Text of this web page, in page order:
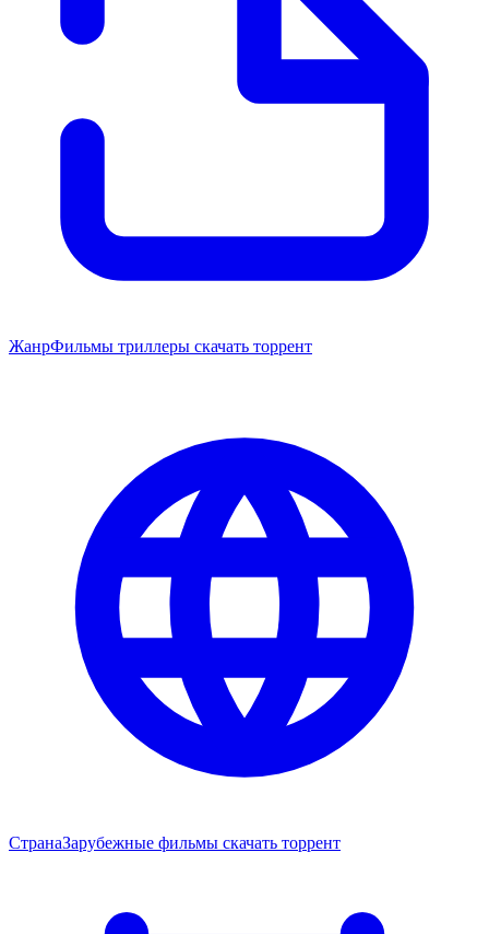
ЖанрФильмы триллеры скачать торрент
СтранаЗарубежные фильмы скачать торрент